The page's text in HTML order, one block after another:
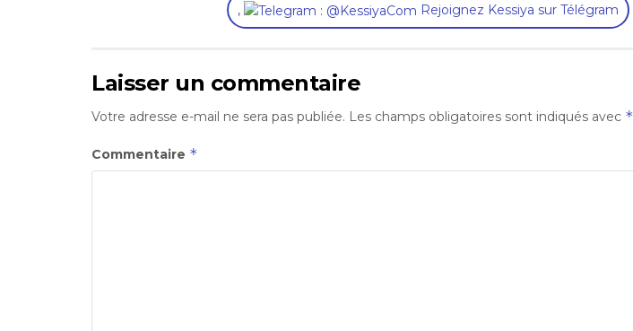
, Rejoignez Kessiya sur Télégram
Laisser un commentaire
Votre adresse e-mail ne sera pas publiée. Les champs obligatoires sont indiqués avec *
Commentaire *